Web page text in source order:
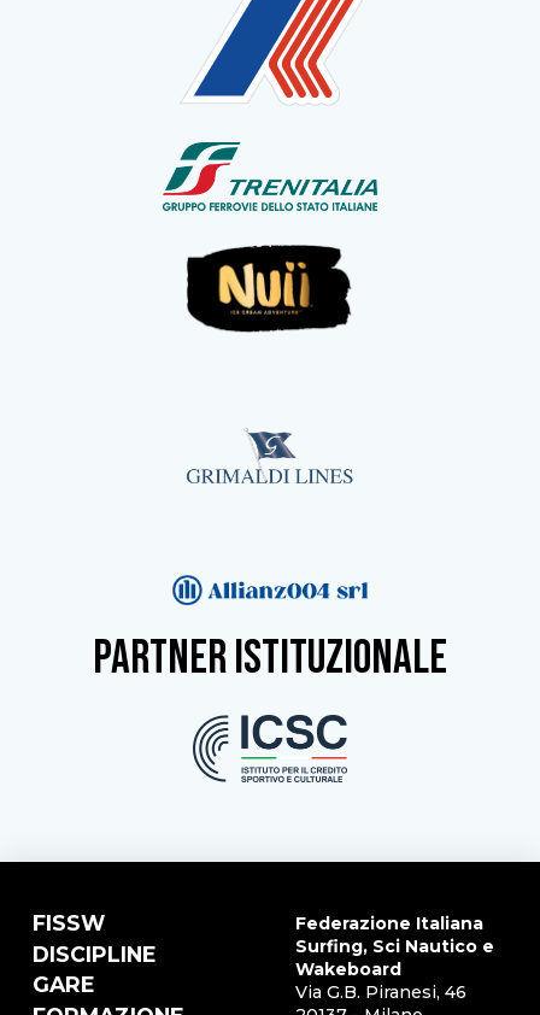
partner istituzionale
FISSW
DISCIPLINE
GARE
Federazione Italiana
Surfing, Sci Nautico e
Wakeboard
Via G.B. Piranesi, 46